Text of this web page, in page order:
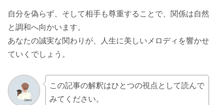
自分を偽らず、そして相手も尊重することで、関係は自然
と調和へ向かいます。
あなたの誠実な関わりが、人生に美しいメロディを響かせ
ていくでしょう。
この記事の解釈はひとつの視点として読んで
みてください。